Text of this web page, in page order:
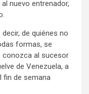
nuevo entrenador,
de quiénes no
formas, se
conozca al sucesor
de Venezuela, a
fin de semana